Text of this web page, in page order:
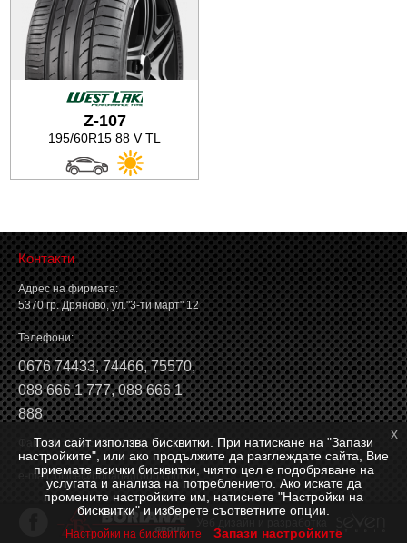
Z-107
195/60R15 88 V TL
Контакти
Адрес на фирмата:
5370 гр. Дряново, ул."3-ти март" 12
Телефони:
0676 74433,74466,75570,
088 666 1 777,088 666 1
888
Факс: 0676 74546, 74466
e-mail:office@borianagroup.com
Този сайт използва бисквитки. При натискане на "Запази
настройките", или ако продължите да разглеждате сайта, Вие
приемате всички бисквитки, чиято цел е подобряване на
услугата и анализа на потреблението. Ако искате да
промените настройките им, натиснете "Настройки на
бисквитки" и изберете съответните опции.
Настройки на бисквитките Запази настройките
x